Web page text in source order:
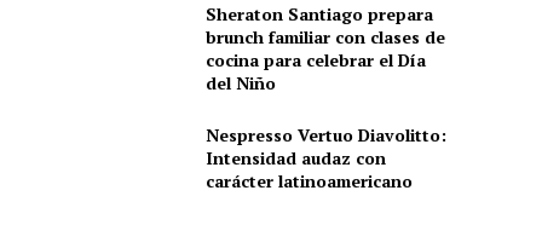
Sheraton Santiago prepara
brunch familiar con clases de
cocina para celebrar el Día
del Niño
Nespresso Vertuo Diavolitto:
Intensidad audaz con
carácter latinoamericano